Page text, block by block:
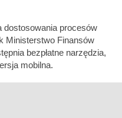
dostosowania procesów
Ministerstwo Finansów
bezpłatne narzędzia,
mobilna.